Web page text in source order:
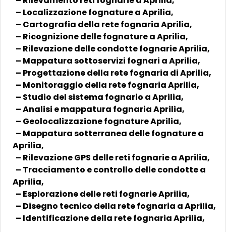
– Localizzazione fognature a Aprilia,
– Cartografia della rete fognaria Aprilia,
– Ricognizione delle fognature a Aprilia,
– Rilevazione delle condotte fognarie Aprilia,
– Mappatura sottoservizi fognari a Aprilia,
– Progettazione della rete fognaria di Aprilia,
– Monitoraggio della rete fognaria Aprilia,
– Studio del sistema fognario a Aprilia,
– Analisi e mappatura fognaria Aprilia,
– Geolocalizzazione fognature Aprilia,
– Mappatura sotterranea delle fognature a
Aprilia,
– Rilevazione GPS delle reti fognarie a Aprilia,
– Tracciamento e controllo delle condotte a
Aprilia,
– Esplorazione delle reti fognarie Aprilia,
– Disegno tecnico della rete fognaria a Aprilia,
– Identificazione della rete fognaria Aprilia,